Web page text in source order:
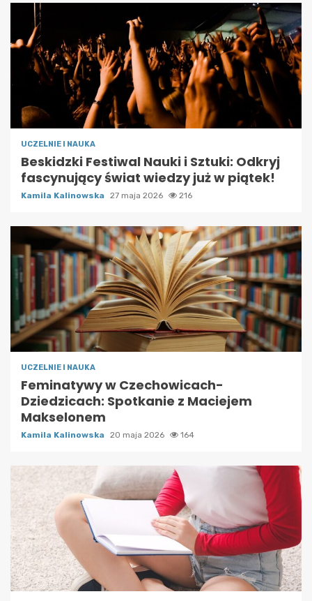
UCZELNIE I NAUKA
Beskidzki Festiwal Nauki i Sztuki: Odkryj
fascynujący świat wiedzy już w piątek!
Kamila Kalinowska 27 maja 2026 216
UCZELNIE I NAUKA
Feminatywy w Czechowicach-
Dziedzicach: Spotkanie z Maciejem
Makselonem
Kamila Kalinowska 20 maja 2026 164